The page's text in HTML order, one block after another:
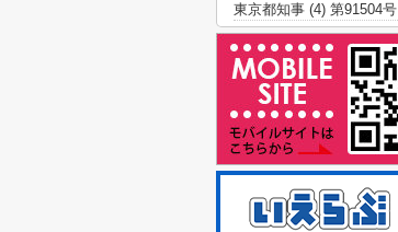
東京都知事 (4) 第91504号